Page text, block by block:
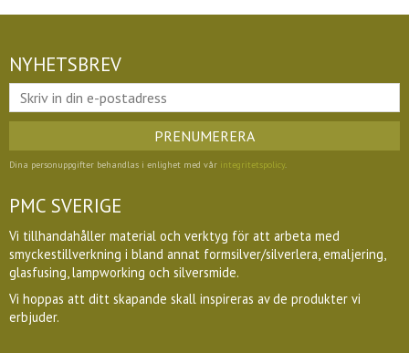
NYHETSBREV
PRENUMERERA
Dina personuppgifter behandlas i enlighet med vår integritetspolicy.
PMC SVERIGE
Vi tillhandahåller material och verktyg för att arbeta med
smyckestillverkning i bland annat formsilver/silverlera, emaljering,
glasfusing, lampworking och silversmide.
Vi hoppas att ditt skapande skall inspireras av de produkter vi
erbjuder.